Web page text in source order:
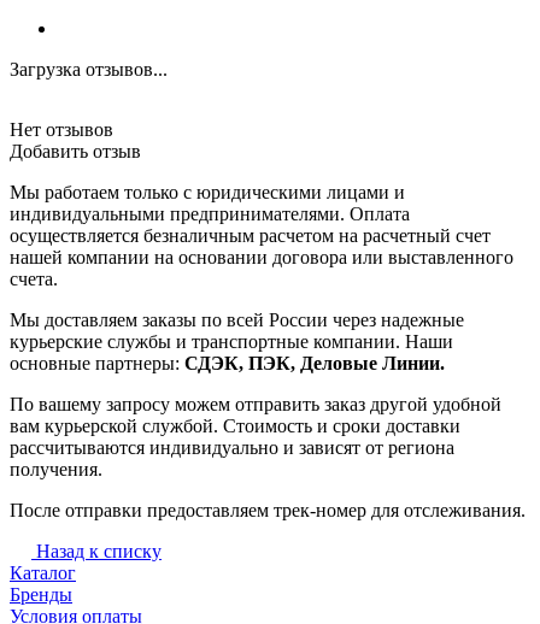
Загрузка отзывов...
Нет отзывов
Добавить отзыв
Мы работаем только с юридическими лицами и
индивидуальными предпринимателями. Оплата
осуществляется безналичным расчетом на расчетный счет
нашей компании на основании договора или выставленного
счета.
Мы доставляем заказы по всей России через надежные
курьерские службы и транспортные компании. Наши
основные партнеры: СДЭК, ПЭК, Деловые Линии.
По вашему запросу можем отправить заказ другой удобной
вам курьерской службой. Стоимость и сроки доставки
рассчитываются индивидуально и зависят от региона
получения.
После отправки предоставляем трек-номер для отслеживания.
Назад к списку
Каталог
Бренды
Условия оплаты